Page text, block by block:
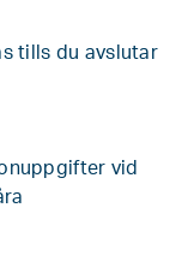
tills du avslutar
vid